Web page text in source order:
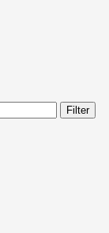
Filter